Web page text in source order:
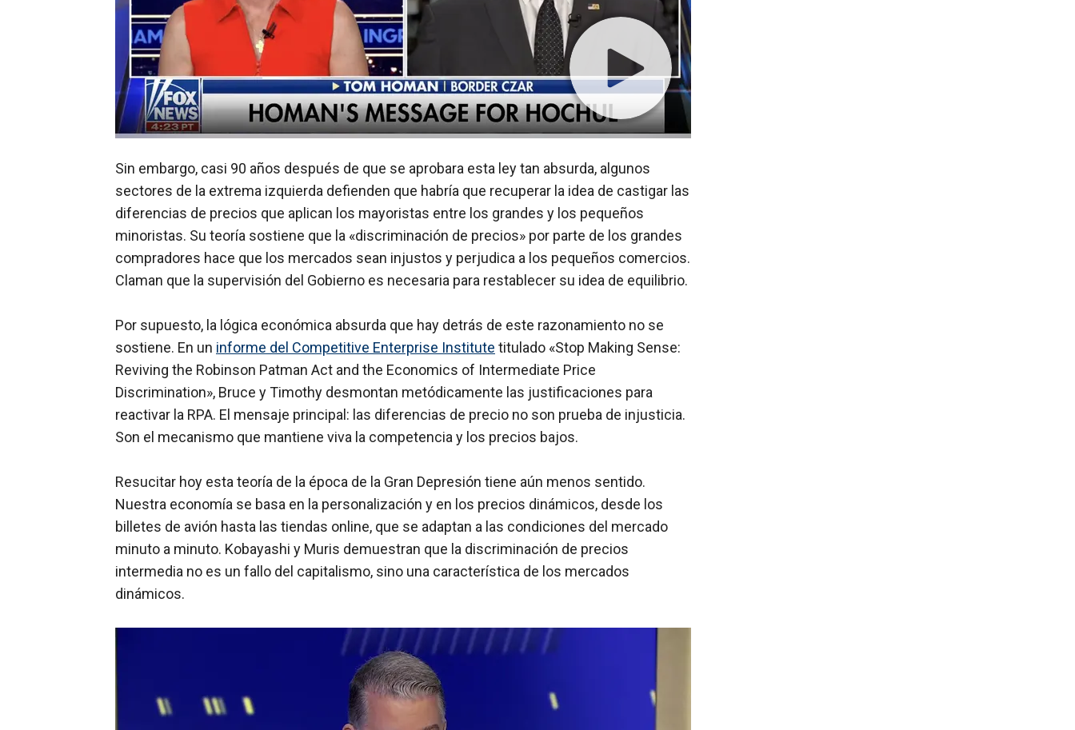
Sin embargo, casi 90 años después de que se aprobara esta ley tan absurda, algunos
sectores de la extrema izquierda defienden que habría que recuperar la idea de castigar las
diferencias de precios que aplican los mayoristas entre los grandes y los pequeños
minoristas. Su teoría sostiene que la «discriminación de precios» por parte de los grandes
compradores hace que los mercados sean injustos y perjudica a los pequeños comercios.
Claman que la supervisión del Gobierno es necesaria para restablecer su idea de equilibrio.
Por supuesto, la lógica económica absurda que hay detrás de este razonamiento no se
sostiene. En un informe del Competitive Enterprise Institute titulado «Stop Making Sense:
Reviving the Robinson Patman Act and the Economics of Intermediate Price
Discrimination», Bruce y Timothy desmontan metódicamente las justificaciones para
reactivar la RPA. El mensaje principal: las diferencias de precio no son prueba de injusticia.
Son el mecanismo que mantiene viva la competencia y los precios bajos.
Resucitar hoy esta teoría de la época de la Gran Depresión tiene aún menos sentido.
Nuestra economía se basa en la personalización y en los precios dinámicos, desde los
billetes de avión hasta las tiendas online, que se adaptan a las condiciones del mercado
minuto a minuto. Kobayashi y Muris demuestran que la discriminación de precios
intermedia no es un fallo del capitalismo, sino una característica de los mercados
dinámicos.